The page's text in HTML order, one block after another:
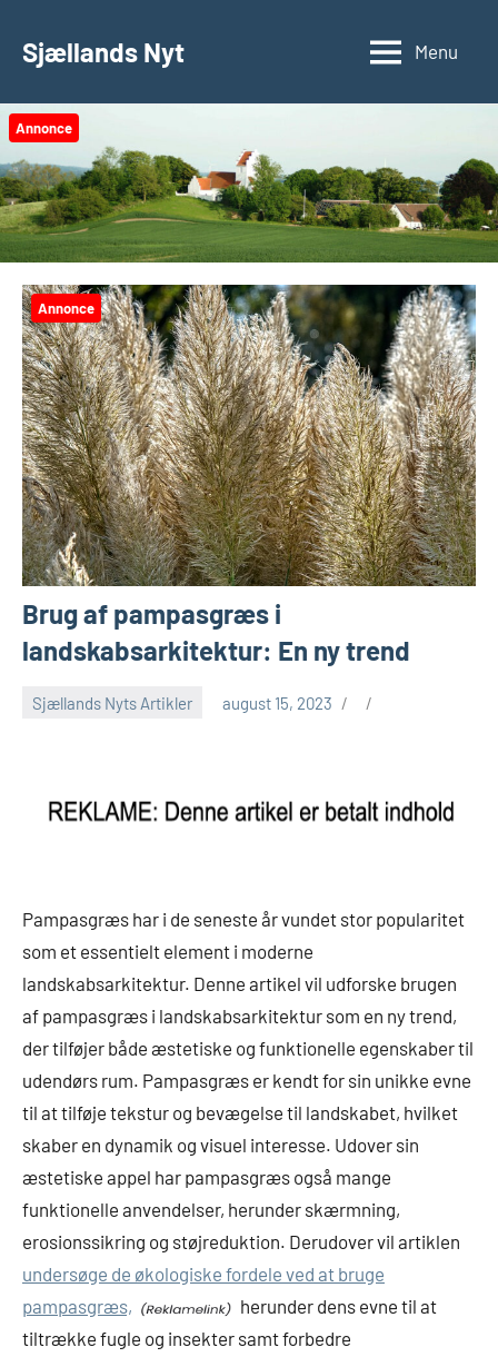
Sjællands Nyt Menu
Annonce
Annonce
Brug af pampasgræs i
landskabsarkitektur: En ny trend
Sjællands Nyts Artikler august 15, 2023
Pampasgræs har i de seneste år vundet stor popularitet
som et essentielt element i moderne
landskabsarkitektur. Denne artikel vil udforske brugen
af pampasgræs i landskabsarkitektur som en ny trend,
der tilføjer både æstetiske og funktionelle egenskaber til
udendørs rum. Pampasgræs er kendt for sin unikke evne
til at tilføje tekstur og bevægelse til landskabet, hvilket
skaber en dynamik og visuel interesse. Udover sin
æstetiske appel har pampasgræs også mange
funktionelle anvendelser, herunder skærmning,
erosionssikring og støjreduktion. Derudover vil artiklen
undersøge de økologiske fordele ved at bruge
pampasgræs,
herunder dens evne til at
tiltrække fugle og insekter samt forbedre